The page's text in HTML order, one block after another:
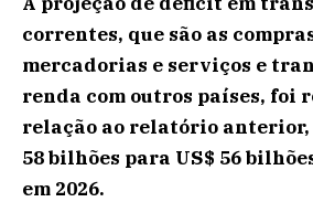
correntes, que são as
mercadorias e serviços e
renda com outros países, foi
relação ao relatório anterior,
58 bilhões para US$ 56
em 2026.